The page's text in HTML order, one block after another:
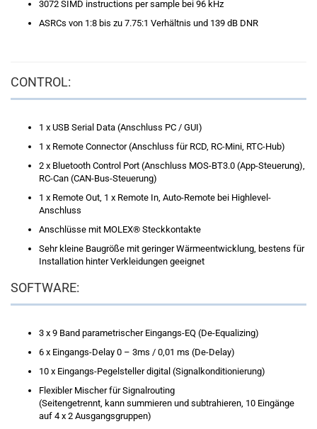
3072 SIMD instructions per sample bei 96 kHz
ASRCs von 1:8 bis zu 7.75:1 Verhältnis und 139 dB DNR
CONTROL:
1 x USB Serial Data (Anschluss PC / GUI)
1 x Remote Connector (Anschluss für RCD, RC-Mini, RTC-Hub)
2 x Bluetooth Control Port (Anschluss MOS-BT3.0 (App-Steuerung),
RC-Can (CAN-Bus-Steuerung)
1 x Remote Out, 1 x Remote In, Auto-Remote bei Highlevel-
Anschluss
Anschlüsse mit MOLEX® Steckkontakte
Sehr kleine Baugröße mit geringer Wärmeentwicklung, bestens für
Installation hinter Verkleidungen geeignet
SOFTWARE:
3 x 9 Band parametrischer Eingangs-EQ (De-Equalizing)
6 x Eingangs-Delay 0 – 3ms / 0,01 ms (De-Delay)
10 x Eingangs-Pegelsteller digital (Signalkonditionierung)
Flexibler Mischer für Signalrouting
(Seitengetrennt, kann summieren und subtrahieren, 10 Eingänge
auf 4 x 2 Ausgangsgruppen)